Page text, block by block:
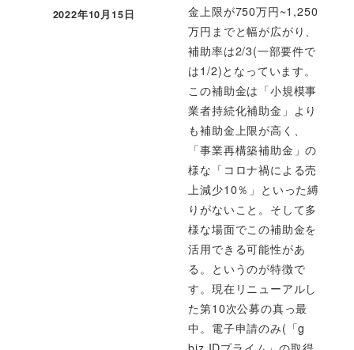
投稿日
2022年10月15日
金上限が750万円~1,250
万円までと幅が広がり、
補助率は2/3(一部要件で
は1/2)となっています。
この補助金は「小規模事
業者持続化補助金」より
も補助金上限が高く、
「事業再構築補助金」の
様な「コロナ禍による売
上減少10％」といった縛
りがないこと。そして多
様な場面でこの補助金を
活用できる可能性があ
る。というのが特徴で
す。現在リニューアルし
た第10次公募の真っ最
中。電子申請のみ(「g